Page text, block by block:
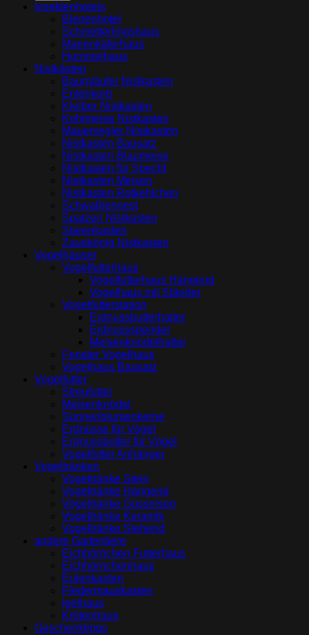
Insektenhotels
Bienenhotel
Schmetterlingshaus
Marienkäferhaus
Hummelhaus
Nistkästen
Baumläufer Nistkasten
Entenkorb
Kleiber Nistkasten
Kohlmeise Nistkasten
Mauersegler Nistkasten
Nistkasten Bausatz
Nistkasten Blaumeise
Nistkasten für Specht
Nistkasten Meisen
Nistkasten Rotkehlchen
Schwalbennest
Spatzen Nistkasten
Starenkasten
Zaunkönig Nistkasten
Vogelhäuser
Vogelfutterhaus
Vogelfutterhaus Hängend
Vogelhaus mit Ständer
Vogelfutterstation
Erdnussbutterhalter
Erdnussspender
Meisenknödelhalter
Fenster Vogelhaus
Vogelhaus Bausatz
Vogelfutter
Streufutter
Meisenknödel
Sonnenblumenkerne
Erdnüsse für Vögel
Erdnussbutter für Vögel
Vogelfutter Anhänger
Vogeltränken
Vogeltränke Stein
Vogeltränke Hängend
Vogeltränke Gusseisen
Vogeltränke Keramik
Vogeltränke Stehend
andere Gartentiere
Eichhörnchen Futterhaus
Eichhörnchenhaus
Eulenkasten
Fledermauskasten
Igelhaus
Krötenhaus
Geschenktipps